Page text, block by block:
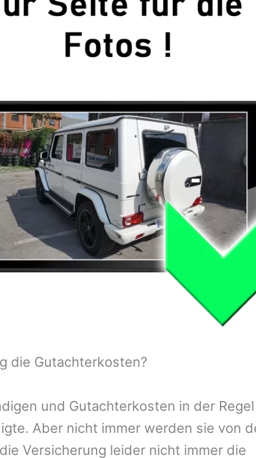
die Gutachterkosten?
und Gutachterkosten in der
Aber nicht immer werden sie von
Versicherung leider nicht immer die